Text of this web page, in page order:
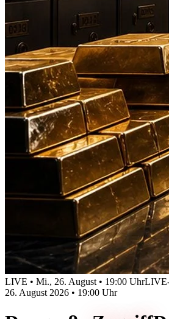
LIVE • Mi., 26. August • 19:00 Uhr
26. August 2026 • 19:00 Uhr